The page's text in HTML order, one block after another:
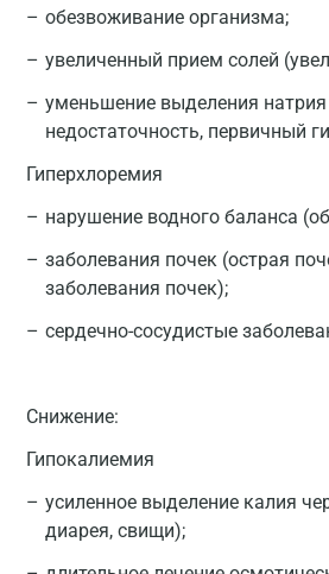
обезвоживание организма;
увеличенный прием солей
уменьшение выделения
недостаточность, первичный
Гиперхлоремия
нарушение водного баланса
заболевания почек (острая
заболевания почек);
сердечно-сосудистые
Снижение:
Гипокалиемия
усиленное выделение калия
диарея, свищи);